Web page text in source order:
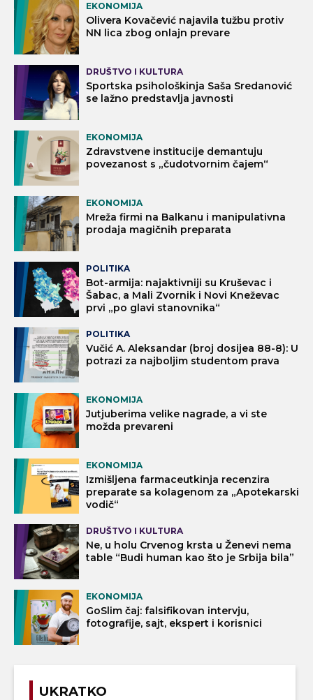
EKONOMIJA
Olivera Kovačević najavila tužbu protiv
NN lica zbog onlajn prevare
DRUŠTVO I KULTURA
Sportska psihološkinja Saša Sredanović
se lažno predstavlja javnosti
EKONOMIJA
Zdravstvene institucije demantuju
povezanost s „čudotvornim čajem“
EKONOMIJA
Mreža firmi na Balkanu i manipulativna
prodaja magičnih preparata
POLITIKA
Bot-armija: najaktivniji su Kruševac i
Šabac, a Mali Zvornik i Novi Kneževac
prvi „po glavi stanovnika“
POLITIKA
Vučić A. Aleksandar (broj dosijea 88-8): U
potrazi za najboljim studentom prava
EKONOMIJA
Jutjuberima velike nagrade, a vi ste
možda prevareni
EKONOMIJA
Izmišljena farmaceutkinja recenzira
preparate sa kolagenom za „Apotekarski
vodič“
DRUŠTVO I KULTURA
Ne, u holu Crvenog krsta u Ženevi nema
table “Budi human kao što je Srbija bila”
EKONOMIJA
GoSlim čaj: falsifikovan intervju,
fotografije, sajt, ekspert i korisnici
UKRATKO